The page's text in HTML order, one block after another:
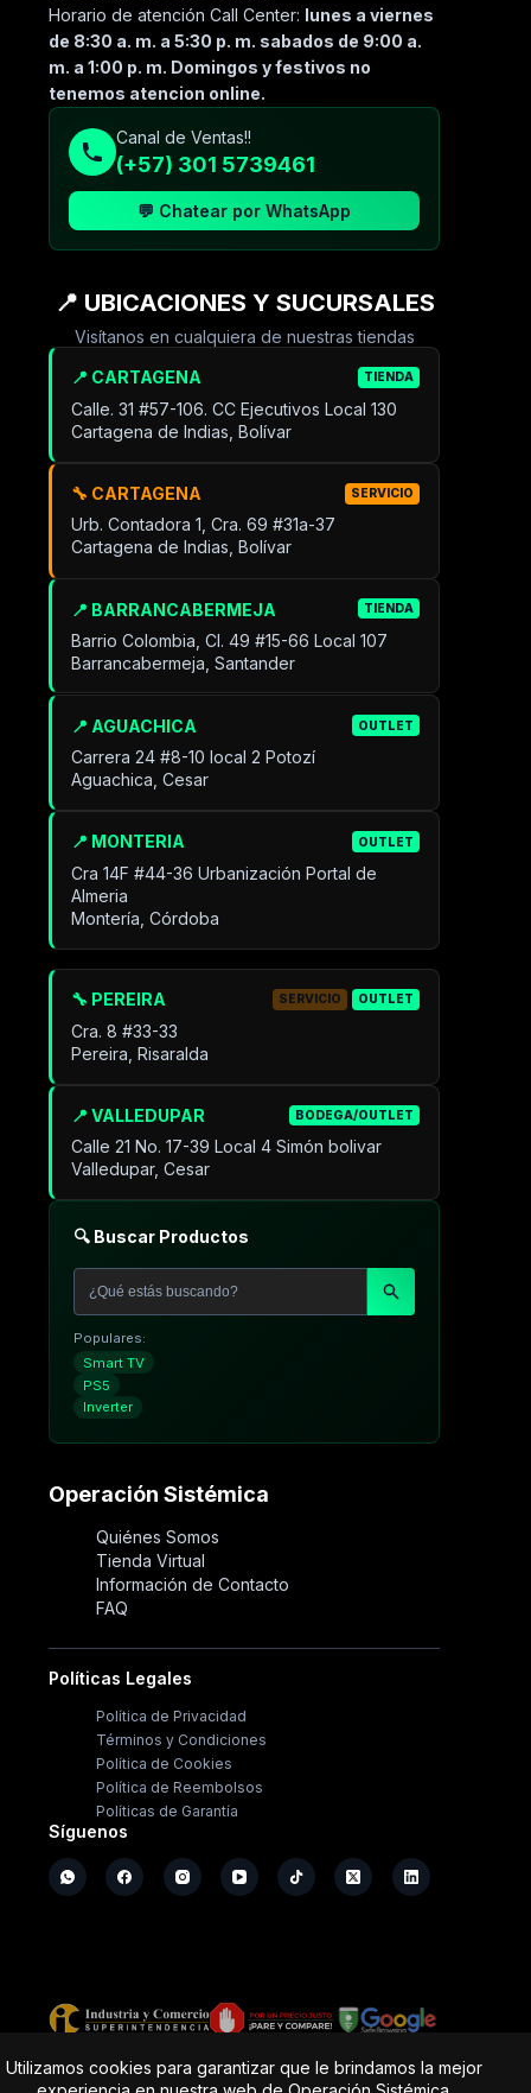
Utilizamos cookies para garantizar que le brindamos la mejor
Horario de atención Call Center: lunes a viernes
de 8:30 a. m. a 5:30 p. m. sabados de 9:00 a.
m. a 1:00 p. m. Domingos y festivos no
tenemos atencion online.
Canal de Ventas!!
(+57) 301 5739461
💬 Chatear por WhatsApp
📍 UBICACIONES Y SUCURSALES
Visítanos en cualquiera de nuestras tiendas
📍 CARTAGENA TIENDA
Calle. 31 #57-106. CC Ejecutivos Local 130
Cartagena de Indias, Bolívar
🔧 CARTAGENA SERVICIO
Urb. Contadora 1, Cra. 69 #31a-37
Cartagena de Indias, Bolívar
📍 BARRANCABERMEJA TIENDA
Barrio Colombia, Cl. 49 #15-66 Local 107
Barrancabermeja, Santander
📍 AGUACHICA OUTLET
Carrera 24 #8-10 local 2 Potozí
Aguachica, Cesar
📍 MONTERIA OUTLET
Cra 14F #44-36 Urbanización Portal de
Almeria
Montería, Córdoba
📍 VALLEDUPAR BODEGA/OUTLET
Calle 21 No. 17-39 Local 4 Simón bolivar
Valledupar, Cesar
🔧 PEREIRA SERVICIO OUTLET
Cra. 8 #33-33
Pereira, Risaralda
🔍 Buscar Productos
Populares:
Smart TV
PS5
Inverter
Operación Sistémica
Quiénes Somos
Tienda Virtual
Información de Contacto
FAQ
Políticas Legales
Política de Privacidad
Términos y Condiciones
Política de Cookies
Política de Reembolsos
Políticas de Garantía
Síguenos
Copyright © - Operación Sistémica